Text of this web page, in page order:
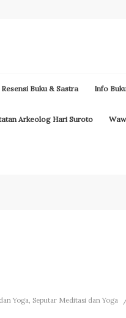
Resensi Buku & Sastra Info
Arkeolog Hari Suroto
Yoga, Seputar Meditasi dan Yoga